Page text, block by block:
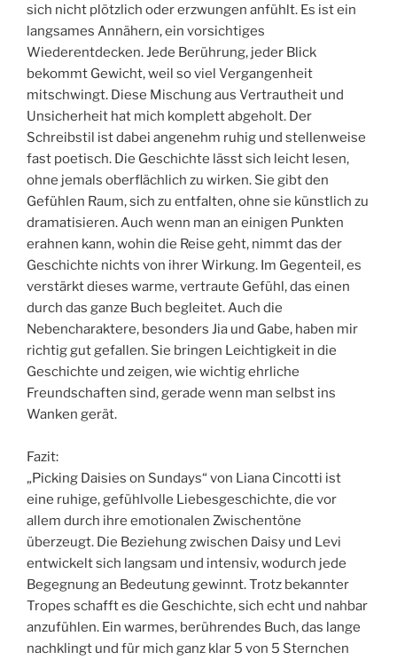
sich nicht plötzlich oder erzwungen anfühlt. Es ist ein
langsames Annähern, ein vorsichtiges
Wiederentdecken. Jede Berührung, jeder Blick
bekommt Gewicht, weil so viel Vergangenheit
mitschwingt. Diese Mischung aus Vertrautheit und
Unsicherheit hat mich komplett abgeholt. Der
Schreibstil ist dabei angenehm ruhig und stellenweise
fast poetisch. Die Geschichte lässt sich leicht lesen,
ohne jemals oberflächlich zu wirken. Sie gibt den
Gefühlen Raum, sich zu entfalten, ohne sie künstlich zu
dramatisieren. Auch wenn man an einigen Punkten
erahnen kann, wohin die Reise geht, nimmt das der
Geschichte nichts von ihrer Wirkung. Im Gegenteil, es
verstärkt dieses warme, vertraute Gefühl, das einen
durch das ganze Buch begleitet. Auch die
Nebencharaktere, besonders Jia und Gabe, haben mir
richtig gut gefallen. Sie bringen Leichtigkeit in die
Geschichte und zeigen, wie wichtig ehrliche
Freundschaften sind, gerade wenn man selbst ins
Wanken gerät.
Fazit:
„Picking Daisies on Sundays“ von Liana Cincotti ist
eine ruhige, gefühlvolle Liebesgeschichte, die vor
allem durch ihre emotionalen Zwischentöne
überzeugt. Die Beziehung zwischen Daisy und Levi
entwickelt sich langsam und intensiv, wodurch jede
Begegnung an Bedeutung gewinnt. Trotz bekannter
Tropes schafft es die Geschichte, sich echt und nahbar
anzufühlen. Ein warmes, berührendes Buch, das lange
nachklingt und für mich ganz klar 5 von 5 Sternchen